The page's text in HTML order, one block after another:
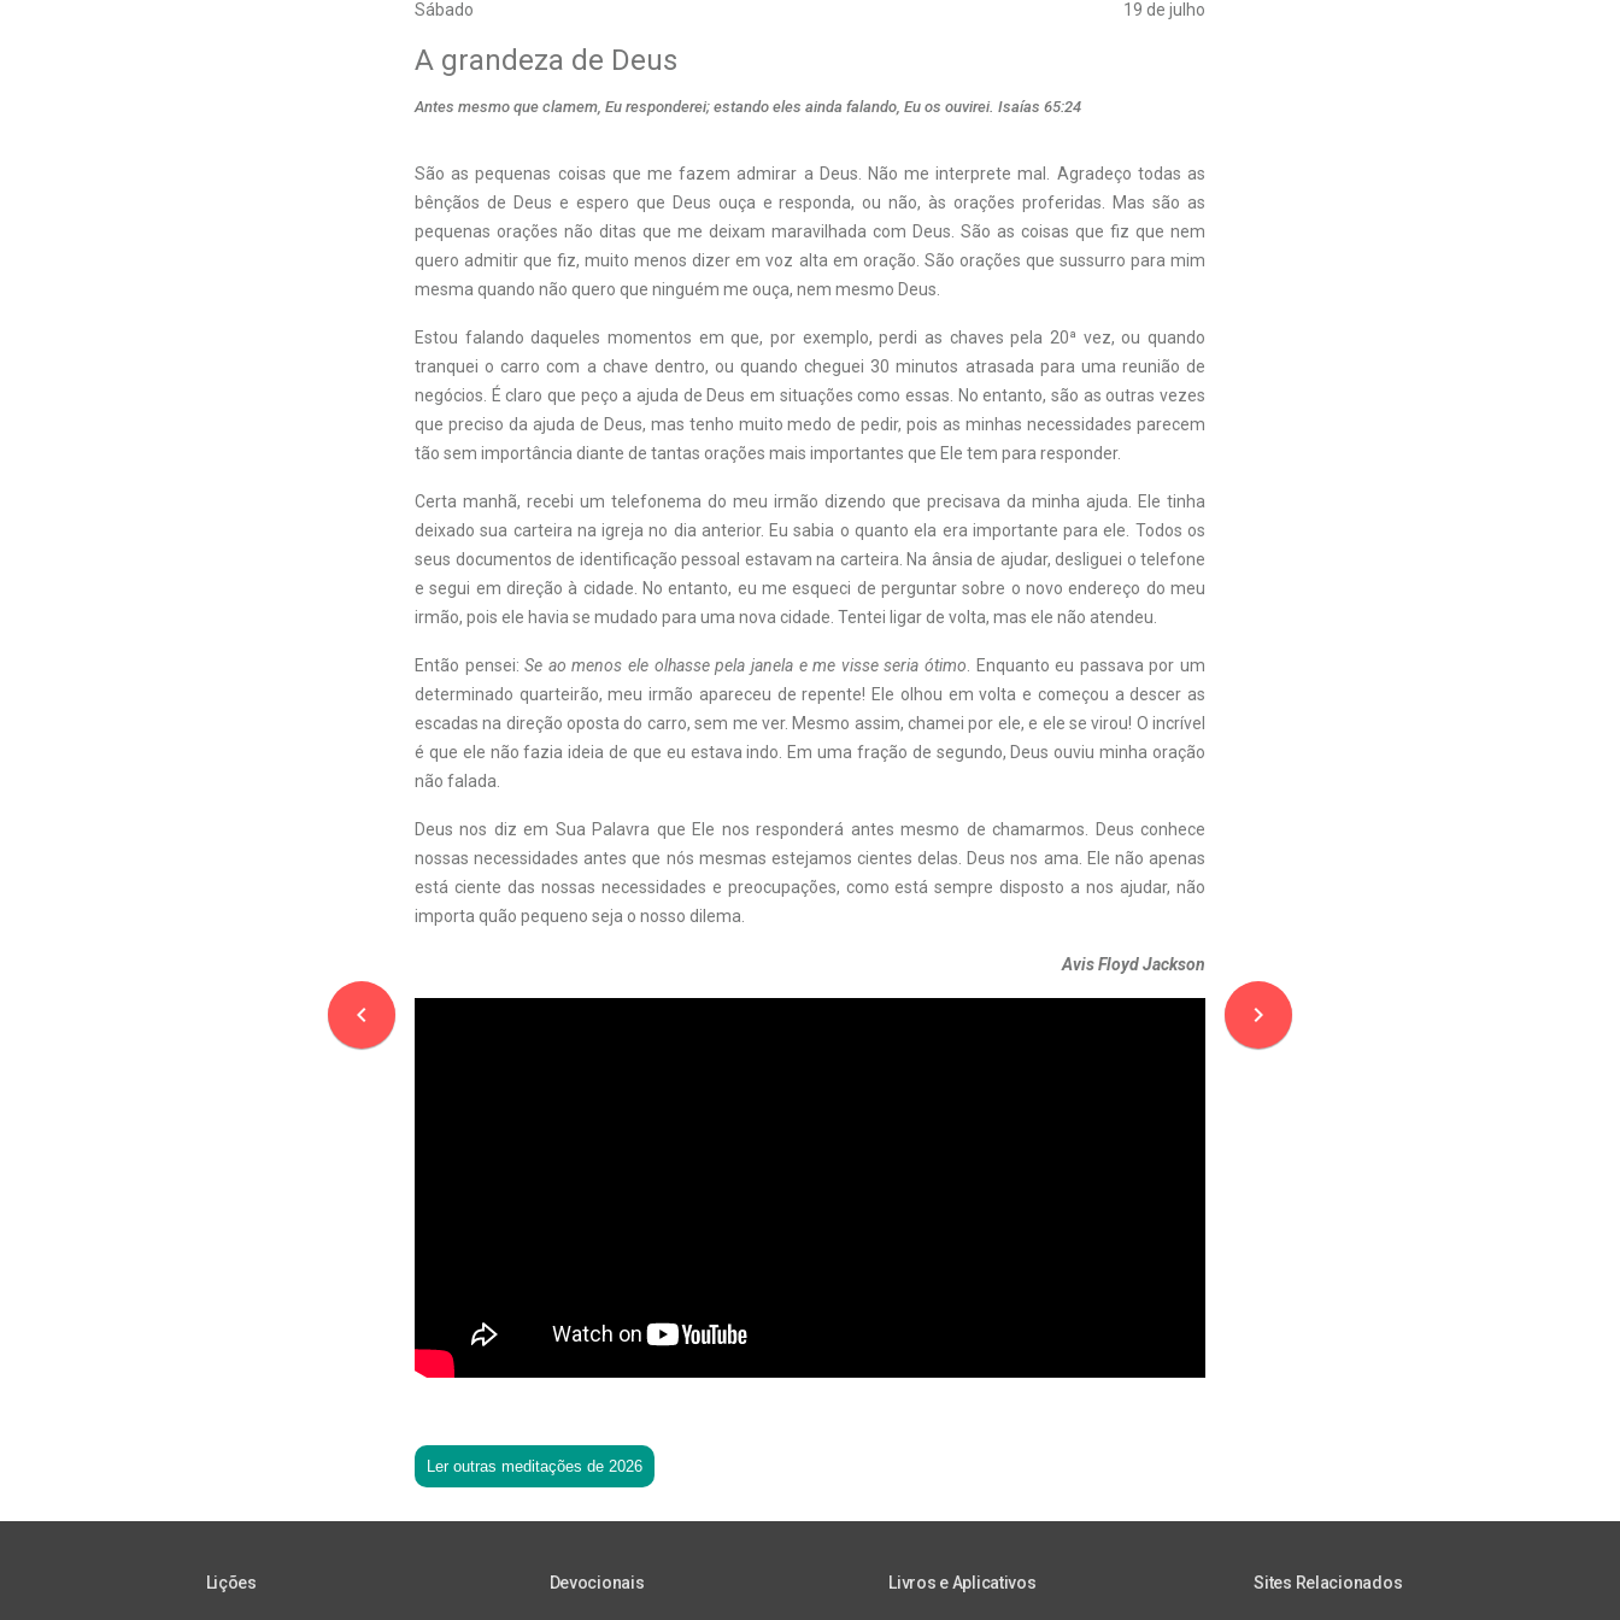
Sábado 19 de julho
navigate_before
A grandeza de Deus
Antes mesmo que clamem, Eu responderei; estando eles ainda falando, Eu os ouvirei. Isaías 65:24
São as pequenas coisas que me fazem admirar a Deus. Não me interprete mal. Agradeço todas as
bênçãos de Deus e espero que Deus ouça e responda, ou não, às orações proferidas. Mas são as
pequenas orações não ditas que me deixam maravilhada com Deus. São as coisas que fiz que nem
quero admitir que fiz, muito menos dizer em voz alta em oração. São orações que sussurro para mim
mesma quando não quero que ninguém me ouça, nem mesmo Deus.
Estou falando daqueles momentos em que, por exemplo, perdi as chaves pela 20ª vez, ou quando
tranquei o carro com a chave dentro, ou quando cheguei 30 minutos atrasada para uma reunião de
negócios. É claro que peço a ajuda de Deus em situações como essas. No entanto, são as outras vezes
que preciso da ajuda de Deus, mas tenho muito medo de pedir, pois as minhas necessidades parecem
tão sem importância diante de tantas orações mais importantes que Ele tem para responder.
Certa manhã, recebi um telefonema do meu irmão dizendo que precisava da minha ajuda. Ele tinha
deixado sua carteira na igreja no dia anterior. Eu sabia o quanto ela era importante para ele. Todos os
seus documentos de identificação pessoal estavam na carteira. Na ânsia de ajudar, desliguei o telefone
e segui em direção à cidade. No entanto, eu me esqueci de perguntar sobre o novo endereço do meu
irmão, pois ele havia se mudado para uma nova cidade. Tentei ligar de volta, mas ele não atendeu.
Então pensei:Se ao menos ele olhasse pela janela e me visse seria ótimo . Enquanto eu passava por um
determinado quarteirão, meu irmão apareceu de repente! Ele olhou em volta e começou a descer as
escadas na direção oposta do carro, sem me ver. Mesmo assim, chamei por ele, e ele se virou! O incrível
é que ele não fazia ideia de que eu estava indo. Em uma fração de segundo, Deus ouviu minha oração
não falada.
Deus nos diz em Sua Palavra que Ele nos responderá antes mesmo de chamarmos. Deus conhece
nossas necessidades antes que nós mesmas estejamos cientes delas. Deus nos ama. Ele não apenas
está ciente das nossas necessidades e preocupações, como está sempre disposto a nos ajudar, não
importa quão pequeno seja o nosso dilema.
Avis Floyd Jackson
Ler outras meditações de 2026
navigate_next
Lições Devocionais Livros e Aplicativos Sites Relacionados